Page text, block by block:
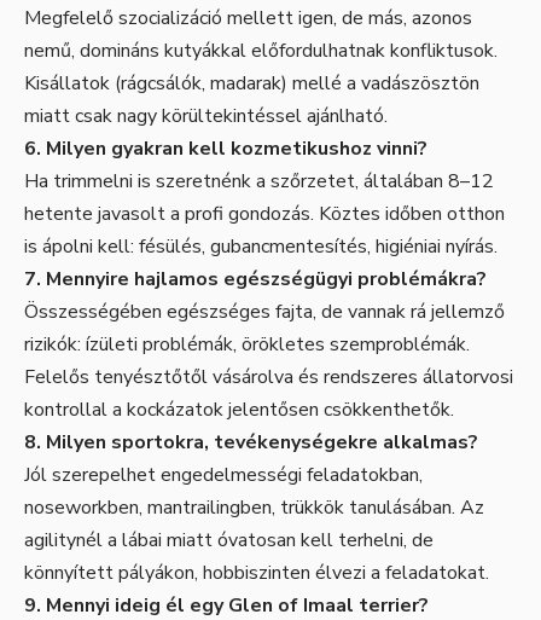
Megfelelő szocializáció mellett igen, de más, azonos
nemű, domináns kutyákkal előfordulhatnak konfliktusok.
Kisállatok (rágcsálók, madarak) mellé a vadászösztön
miatt csak nagy körültekintéssel ajánlható.
6. Milyen gyakran kell kozmetikushoz vinni?
Ha trimmelni is szeretnénk a szőrzetet, általában 8–12
hetente javasolt a profi gondozás. Köztes időben otthon
is ápolni kell: fésülés, gubancmentesítés, higiéniai nyírás.
7. Mennyire hajlamos egészségügyi problémákra?
Összességében egészséges fajta, de vannak rá jellemző
rizikók: ízületi problémák, örökletes szemproblémák.
Felelős tenyésztőtől vásárolva és rendszeres állatorvosi
kontrollal a kockázatok jelentősen csökkenthetők.
8. Milyen sportokra, tevékenységekre alkalmas?
Jól szerepelhet engedelmességi feladatokban,
noseworkben, mantrailingben, trükkök tanulásában. Az
agilitynél a lábai miatt óvatosan kell terhelni, de
könnyített pályákon, hobbiszinten élvezi a feladatokat.
9. Mennyi ideig él egy Glen of Imaal terrier?